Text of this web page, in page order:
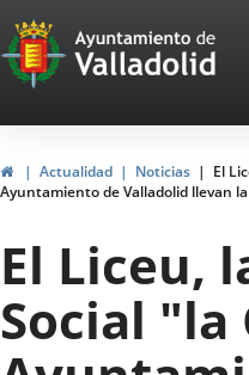
Portal
Web
del
de
Valladolid
HomeActualidad Noticias
El
Ayuntamiento de Valladolid llevan
El Liceu,
Social "la